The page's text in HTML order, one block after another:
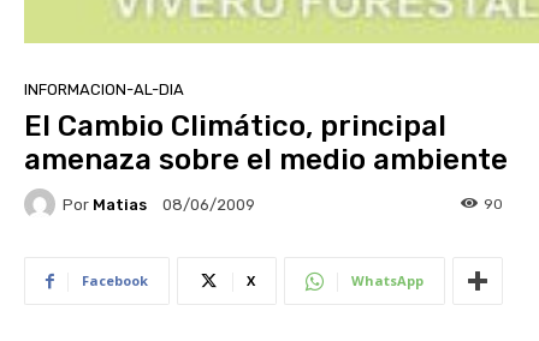
INFORMACION-AL-DIA
El Cambio Climático, principal
amenaza sobre el medio ambiente
Por Matias 08/06/2009 90
Facebook X WhatsApp